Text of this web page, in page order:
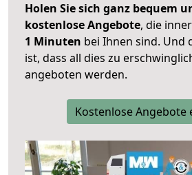
Holen Sie sich ganz bequem
kostenlose Angebote, die
1 Minuten bei Ihnen sind. Und
ist, dass all dies zu
angeboten werden.
Kostenlose Angebote